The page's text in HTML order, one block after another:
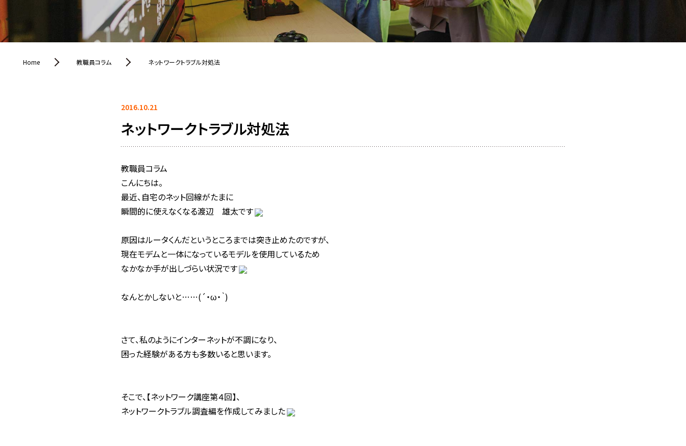
Home 教職員コラム ネットワークトラブル対処法
2016.10.21
ネットワークトラブル対処法
教職員コラム
こんにちは。
最近、自宅のネット回線がたまに
瞬間的に使えなくなる渡辺 雄太です
原因はルータくんだというところまでは突き止めたのですが、
現在モデムと一体になっているモデルを使用しているため
なかなか手が出しづらい状況です
なんとかしないと……(´・ω・｀)
さて、私のようにインターネットが不調になり、
困った経験がある方も多数いると思います。
そこで、【ネットワーク講座第４回】、
ネットワークトラブル調査編を作成してみました